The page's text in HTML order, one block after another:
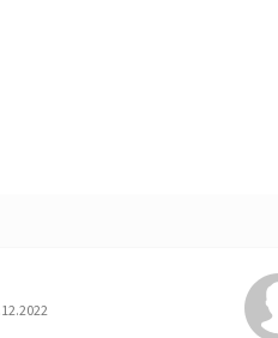
obchodu je 5 z 5 hvězdiček.